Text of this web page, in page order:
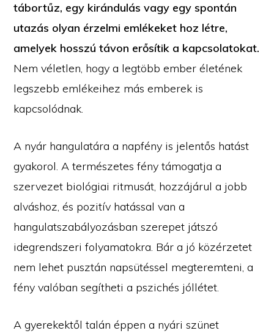
tábortűz, egy kirándulás vagy egy spontán
utazás olyan érzelmi emlékeket hoz létre,
amelyek hosszú távon erősítik a kapcsolatokat.
Nem véletlen, hogy a legtöbb ember életének
legszebb emlékeihez más emberek is
kapcsolódnak.
A nyár hangulatára a napfény is jelentős hatást
gyakorol. A természetes fény támogatja a
szervezet biológiai ritmusát, hozzájárul a jobb
alváshoz, és pozitív hatással van a
hangulatszabályozásban szerepet játszó
idegrendszeri folyamatokra. Bár a jó közérzetet
nem lehet pusztán napsütéssel megteremteni, a
fény valóban segítheti a pszichés jóllétet.
A gyerekektől talán éppen a nyári szünet